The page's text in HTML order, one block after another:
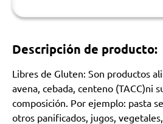
Descripción de producto:
Libres de Gluten: Son productos
avena, cebada, centeno (TACC)ni
composición. Por ejemplo: pasta
otros panificados, jugos,